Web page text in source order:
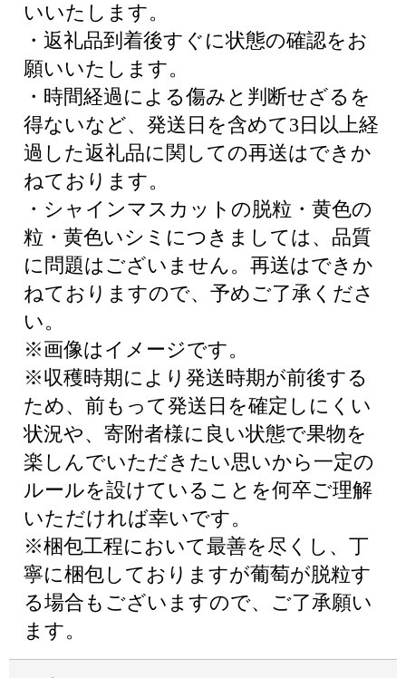
いいたします。
・返礼品到着後すぐに状態の確認をお
願いいたします。
・時間経過による傷みと判断せざるを
得ないなど、発送日を含めて3日以上経
過した返礼品に関しての再送はできか
ねております。
・シャインマスカットの脱粒・黄色の
粒・黄色いシミにつきましては、品質
に問題はございません。再送はできか
ねておりますので、予めご了承くださ
い。
※画像はイメージです。
※収穫時期により発送時期が前後する
ため、前もって発送日を確定しにくい
状況や、寄附者様に良い状態で果物を
楽しんでいただきたい思いから一定の
ルールを設けていることを何卒ご理解
いただければ幸いです。
※梱包工程において最善を尽くし、丁
寧に梱包しておりますが葡萄が脱粒す
る場合もございますので、ご了承願い
ます。